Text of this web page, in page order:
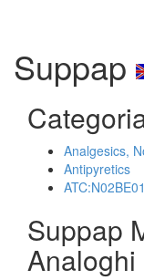
Suppap
Analgesics,
Antipyretics
ATC:N02BE01
Suppap
Analoghi